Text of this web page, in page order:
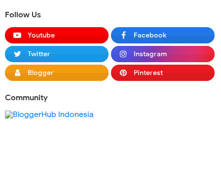
Follow Us
Youtube Facebook
Twitter Instagram
Blogger Pinterest
Community